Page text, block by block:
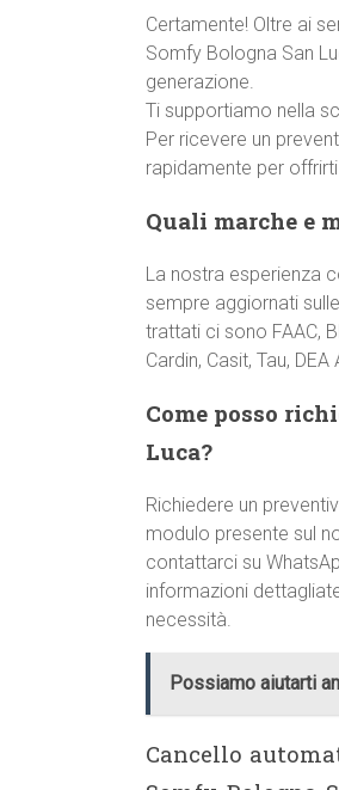
Certamente! Oltre ai
Somfy Bologna San
generazione.
Ti supportiamo nella
Per ricevere un
rapidamente per
Quali marche e
La nostra esperienza
sempre aggiornati
trattati ci sono FAAC,
Cardin, Casit, Tau,
Come posso
Luca?
Richiedere un
modulo presente sul
contattarci su
informazioni
necessità.
Possiamo aiutarti
Cancello